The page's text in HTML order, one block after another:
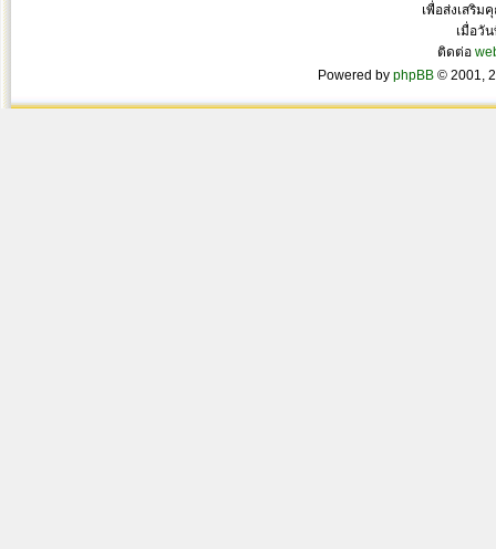
เพื่อส่งเสริม
เมื่อวั
ติดต่อ
Powered by phpBB © 2001,